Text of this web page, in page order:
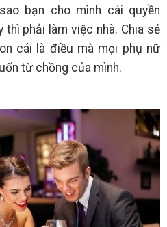
bạn cho mình cái quyền
phải làm việc nhà. Chia sẻ
cái là điều mà mọi phụ nữ
từ chồng của mình.